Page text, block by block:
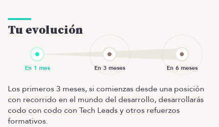
Tu evolución
Los primeros 3 meses, si comienzas desde una posición
con recorrido en el mundo del desarrollo, desarrollarás
codo con codo con Tech Leads y otros refuerzos
formativos.